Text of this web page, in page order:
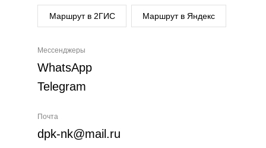
Мессенджеры
WhatsApp
Telegram
Почта
dpk-nk@mail.ru
Маршрут в 2ГИС Маршрут в Яндекс